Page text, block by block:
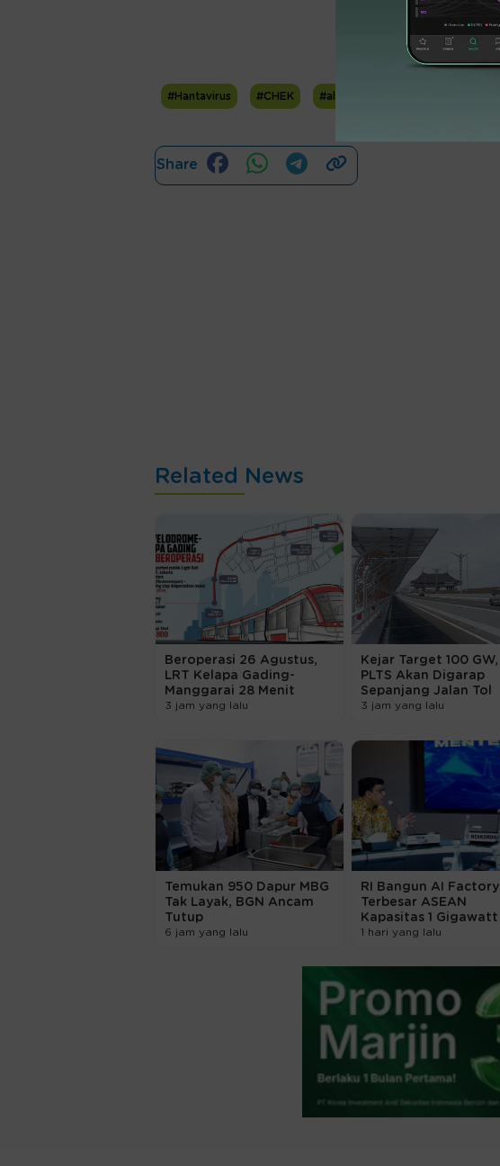
#Hantavirus #CHEK #alat kesehatan
Share
Related News
Beroperasi 26 Agustus,
LRT Kelapa Gading-
Manggarai 28 Menit
3 jam yang lalu
Kejar Target 100 GW,
PLTS Akan Digarap
Sepanjang Jalan Tol
3 jam yang lalu
Temukan 950 Dapur MBG
Tak Layak, BGN Ancam
Tutup
6 jam yang lalu
RI Bangun AI Factory
Terbesar ASEAN
Kapasitas 1 Gigawatt
1 hari yang lalu